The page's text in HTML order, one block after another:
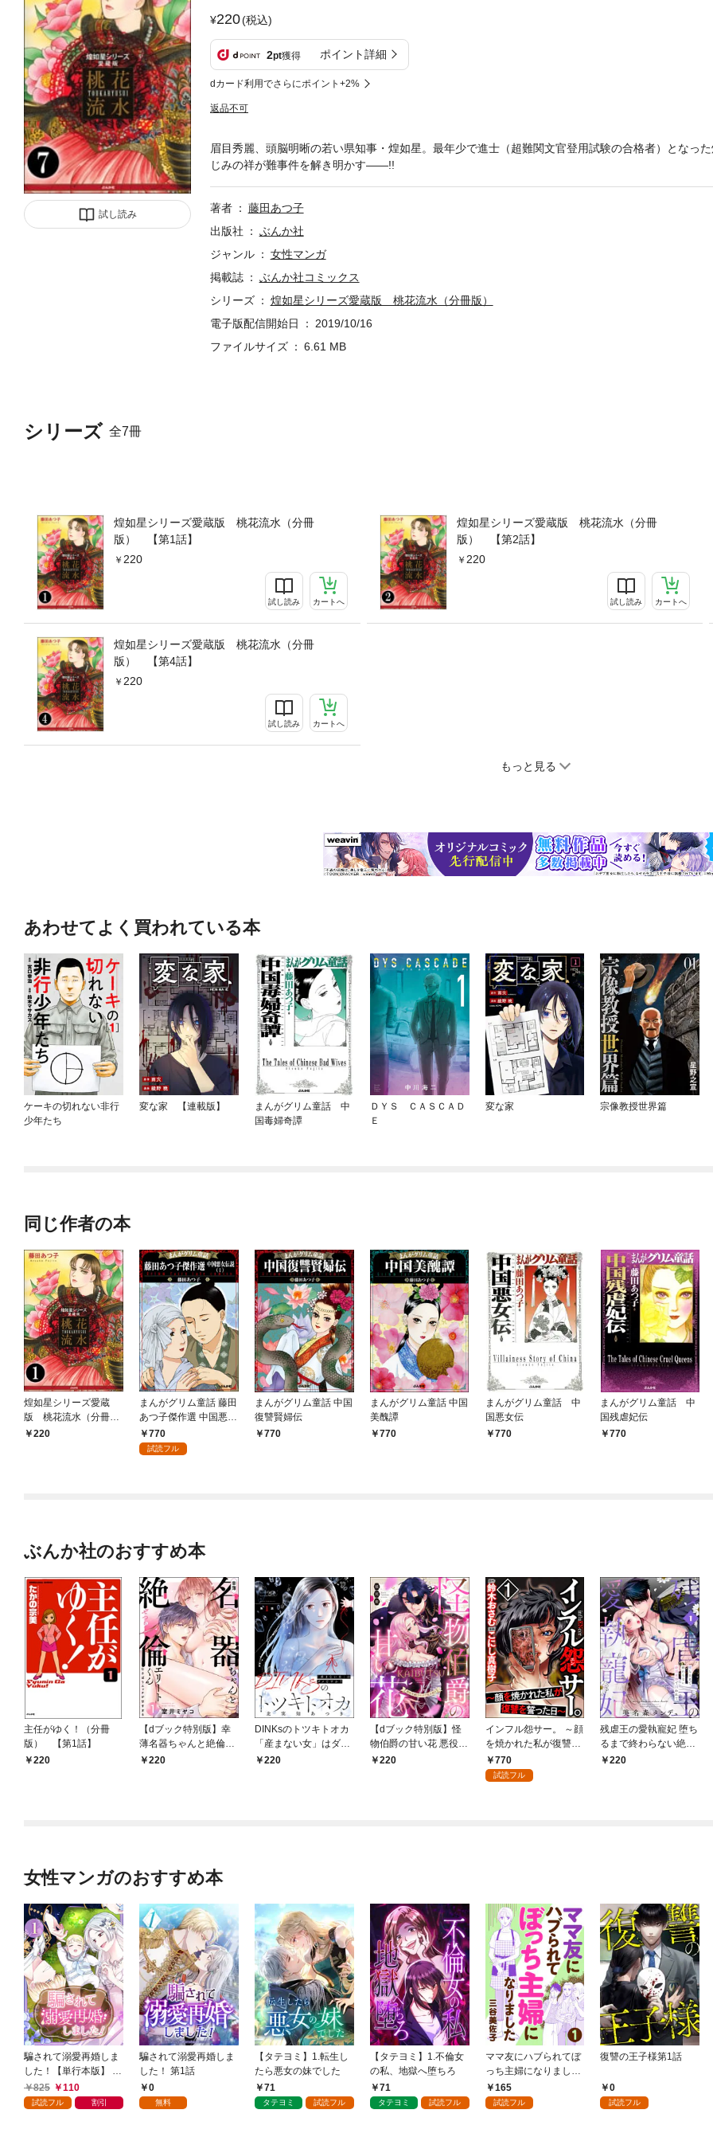
試し読み
220(税込)
2pt獲得 ポイント詳細
dカード利用でさらにポイント+2%
返品不可
シリーズ 全7冊
煌如星シリーズ愛蔵版 桃花流水（分冊
版） 【第1話】
220
試し読み カートへ
煌如星シリーズ愛蔵版 桃花流水（分冊
版） 【第2話】
220
試し読み カートへ
煌如星シリーズ愛蔵版 桃花流水（分冊
版） 【第4話】
220
試し読み カートへ
もっと見る
眉目秀麗、頭脳明晰の若い県知事・煌如星。最年少で進士（超難関文官登用試験の合格者）となっ
じみの祥が難事件を解き明かす――!!
著者
藤田あつ子
出版社
ぶんか社
ジャンル
女性マンガ
掲載誌
ぶんか社コミックス
シリーズ
煌如星シリーズ愛蔵版 桃花流水（分冊版）
電子版配信開始日
2019/10/16
ファイルサイズ
6.61 MB
あわせてよく買われている本
ケーキの切れない非行
少年たち
変な家 【連載版】
まんがグリム童話 中
国毒婦奇譚
ＤＹＳ ＣＡＳＣＡＤ
Ｅ
変な家 宗像教授世界篇
同じ作者の本
煌如星シリーズ愛蔵
版 桃花流水（分冊
版） 【第1話】
220
まんがグリム童話 藤田
あつ子傑作選 中国悪女
伝説 （1）
770
試読フル
まんがグリム童話 中国
復讐賢婦伝
770
まんがグリム童話 中国
美醜譚
770
まんがグリム童話 中
国悪女伝
770
まんがグリム童話 中
国残虐妃伝
770
ぶんか社のおすすめ本
主任がゆく！（分冊
版） 【第1話】
220
【dブック特別版】幸
薄名器ちゃんと絶倫エ
リートくん むさぼりエ
220
DINKsのトツキトオカ
「産まない女」はダメ
ですか？（分冊版）
220
【dブック特別版】怪
物伯爵の甘い花 悪役令
嬢はベッドで乱れ散る
220
インフル怨サー。 ～顔
を焼かれた私が復讐を
誓った日～ （1）
770
試読フル
残虐王の愛執寵妃 堕ち
るまで終わらない絶頂
夜伽で囚われて（分冊
220
女性マンガのおすすめ本
騙されて溺愛再婚しま
した！【単行本版】 1
巻825 110
試読フル 割引
騙されて溺愛再婚しま
した！ 第1話
0
無料
【タテヨミ】1.転生し
たら悪女の妹でした
71
タテヨミ 試読フル
【タテヨミ】1.不倫女
の私、地獄へ堕ちろ
71
タテヨミ 試読フル
ママ友にハブられてぼ
っち主婦になりました
【分冊版】 1
165
試読フル
復讐の王子様第1話
0
試読フル